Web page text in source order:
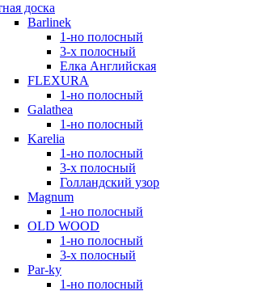
доска
Barlinek
1-но полосный
3-х полосный
Елка Английская
FLEXURA
1-но полосный
Galathea
1-но полосный
Karelia
1-но полосный
3-х полосный
Голландский узор
Magnum
1-но полосный
OLD WOOD
1-но полосный
3-х полосный
Par-ky
1-но полосный